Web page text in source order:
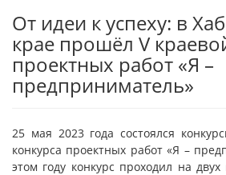
От идеи к успеху: в
крае прошёл V
проектных работ «Я –
предприниматель»
25 мая 2023 года состоялся
конкурса проектных работ «Я –
этом году конкурс проходил на